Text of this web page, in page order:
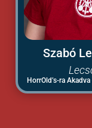
Szabó
HorrOld’s-ra